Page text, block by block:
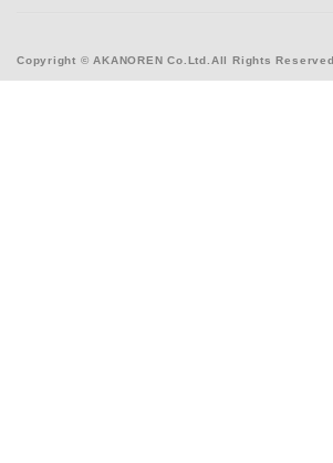
Copyright © AKANOREN Co.Ltd.All Rights Reserved